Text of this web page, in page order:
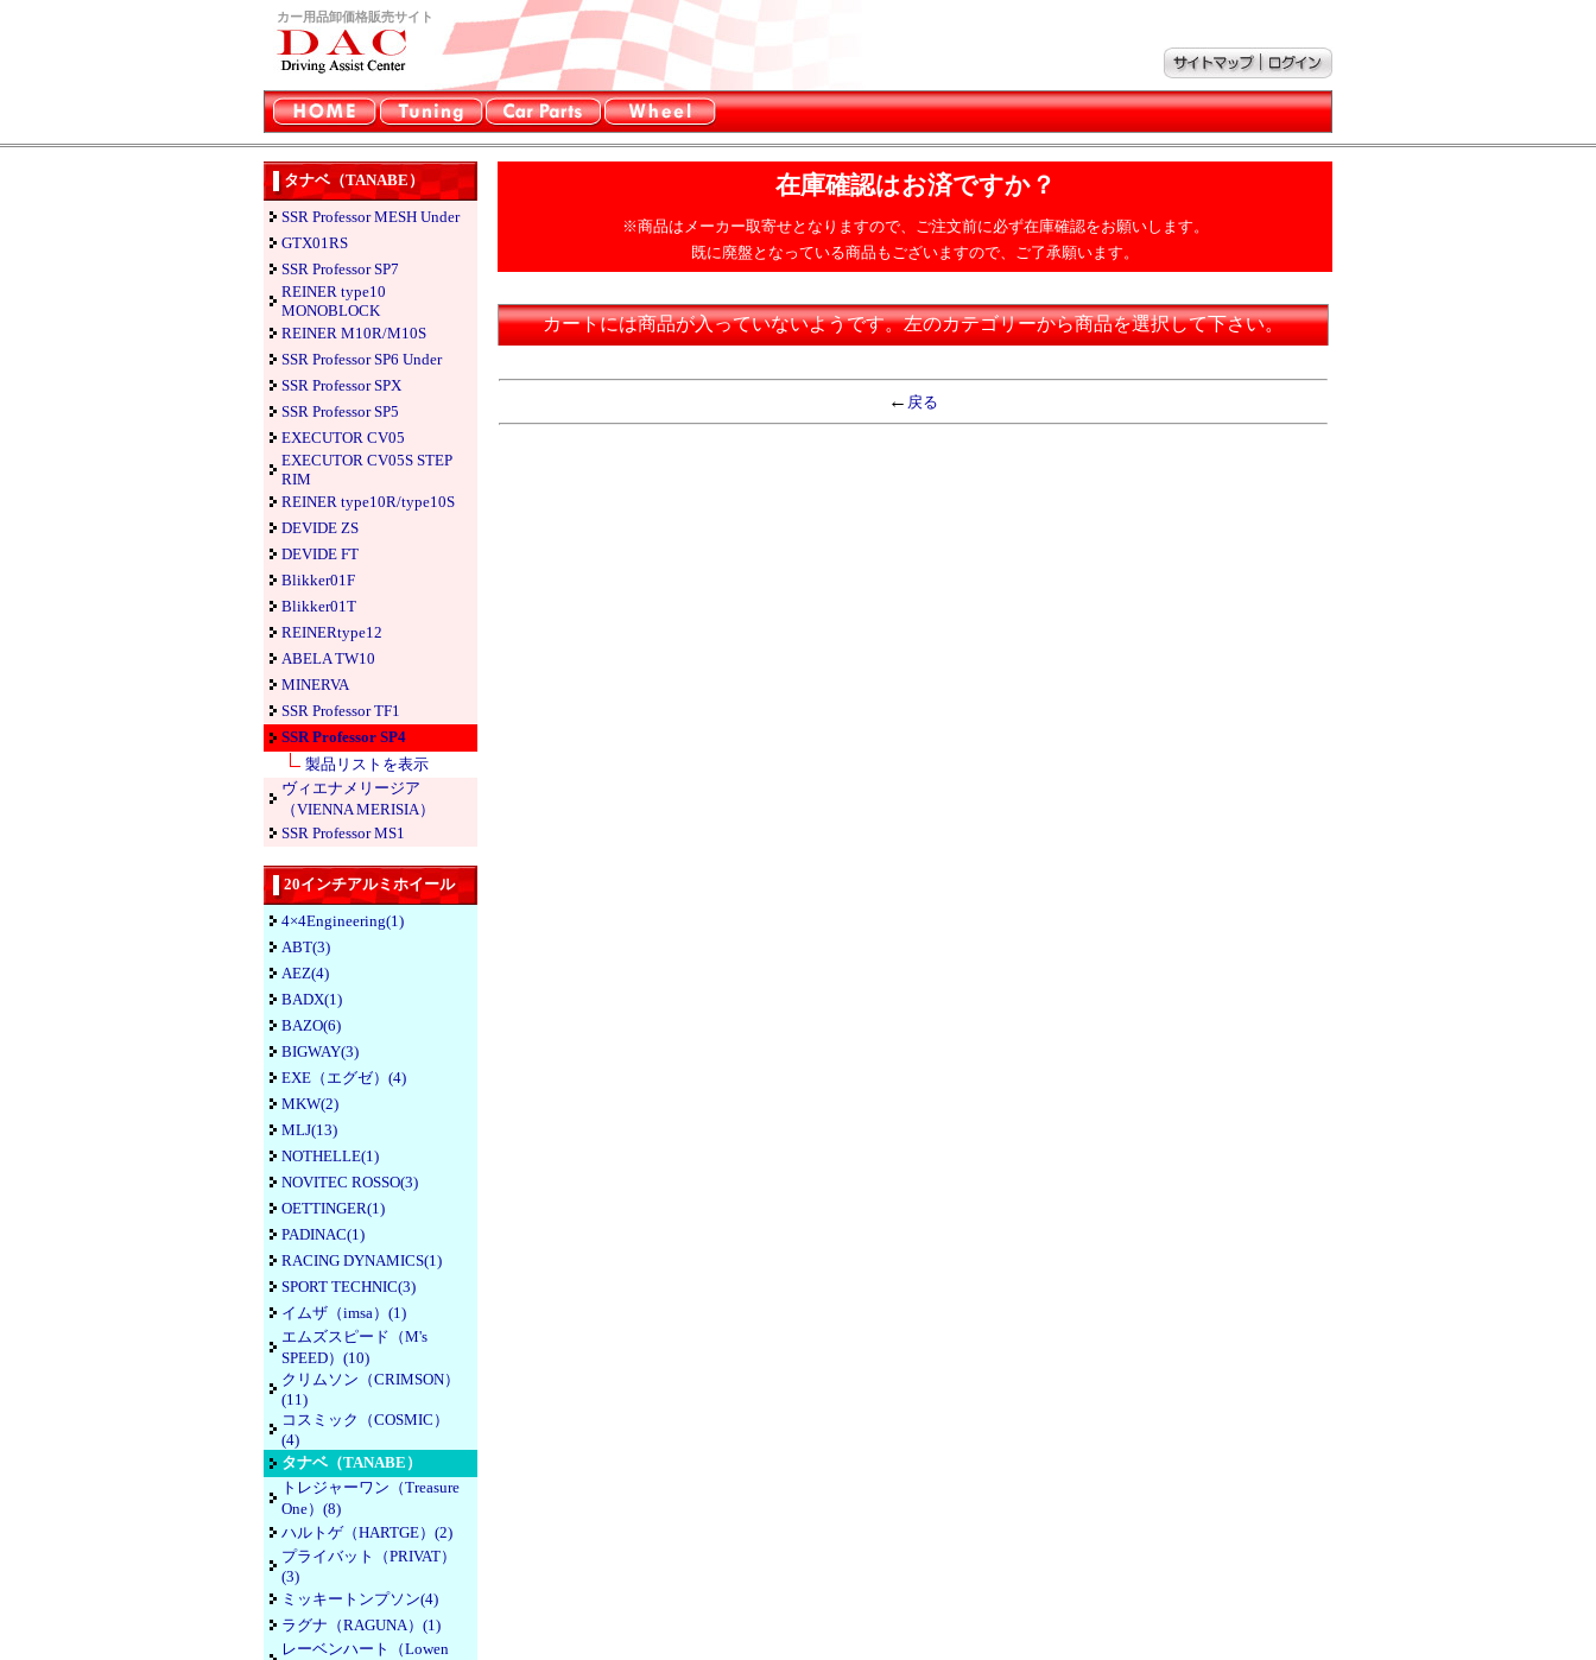
カー用品卸価格販売サイト
タナベ（TANABE）
SSR Professor MESH Under
GTX01RS
SSR Professor SP7
REINER type10
MONOBLOCK
REINER M10R/M10S
SSR Professor SP6 Under
SSR Professor SPX
SSR Professor SP5
EXECUTOR CV05
EXECUTOR CV05S STEP
RIM
REINER type10R/type10S
DEVIDE ZS
DEVIDE FT
Blikker01F
Blikker01T
REINERtype12
ABELA TW10
MINERVA
SSR Professor TF1
SSR Professor SP4
製品リストを表示
ヴィエナメリージア
（VIENNA MERISIA）
SSR Professor MS1
20インチアルミホイール
4×4Engineering(1)
ABT(3)
AEZ(4)
BADX(1)
BAZO(6)
BIGWAY(3)
EXE（エグゼ）(4)
MKW(2)
MLJ(13)
NOTHELLE(1)
NOVITEC ROSSO(3)
OETTINGER(1)
PADINAC(1)
RACING DYNAMICS(1)
SPORT TECHNIC(3)
イムザ（imsa）(1)
エムズスピード（M's
SPEED）(10)
クリムソン（CRIMSON）
(11)
コスミック（COSMIC）
(4)
タナベ（TANABE）
トレジャーワン（Treasure
One）(8)
ハルトゲ（HARTGE）(2)
プライバット（PRIVAT）
(3)
ミッキートンプソン(4)
ラグナ（RAGUNA）(1)
レーベンハート（Lowen
在庫確認はお済ですか？
※商品はメーカー取寄せとなりますので、ご注文前に必ず在庫確認をお願いします。
既に廃盤となっている商品もございますので、ご了承願います。
カートには商品が入っていないようです。左のカテゴリーから商品を選択して下さい。
← 戻る